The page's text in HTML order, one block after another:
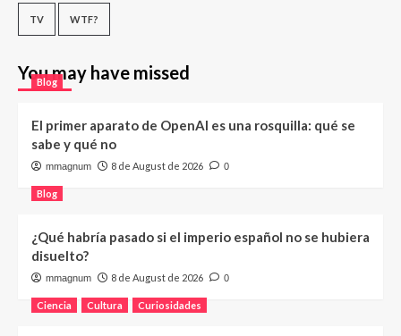
TV WTF?
You may have missed
Blog
El primer aparato de OpenAI es una rosquilla: qué se
sabe y qué no
mmagnum 8 de August de 2026 0
Blog
¿Qué habría pasado si el imperio español no se hubiera
disuelto?
mmagnum 8 de August de 2026 0
Ciencia Cultura Curiosidades